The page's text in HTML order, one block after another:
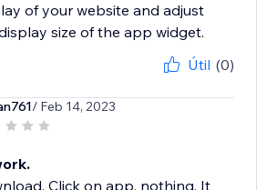
of your website and adjust
size of the app widget.
Útil (0)
/ Feb 14, 2023
Click on app, nothing. It